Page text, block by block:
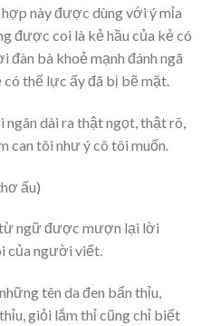
này được dùng với ý mỉa
được coi là kẻ hầu của kẻ có
bà khoẻ mạnh đánh ngã
có thế lực ấy đã bị bẽ mặt.
ngân dài ra thật ngọt, thật rõ,
can tôi như ý cô tôi muốn.
ấu)
từ ngữ được mượn lại lời
của người viết.
tên da đen bẩn thỉu,
giỏi lắm thỉ cũng chỉ biết